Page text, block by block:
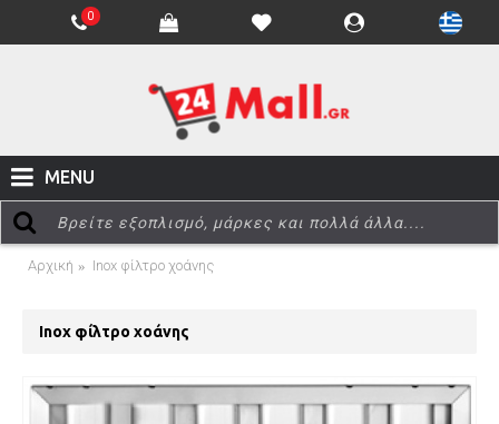
0
MENU
Αρχική Inox φίλτρο χοάνης
Inox φίλτρο χοάνης